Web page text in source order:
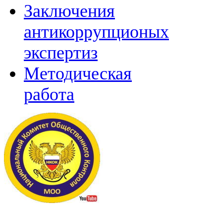
Заключения
антикоррупционых
экспертиз
Методическая
работа